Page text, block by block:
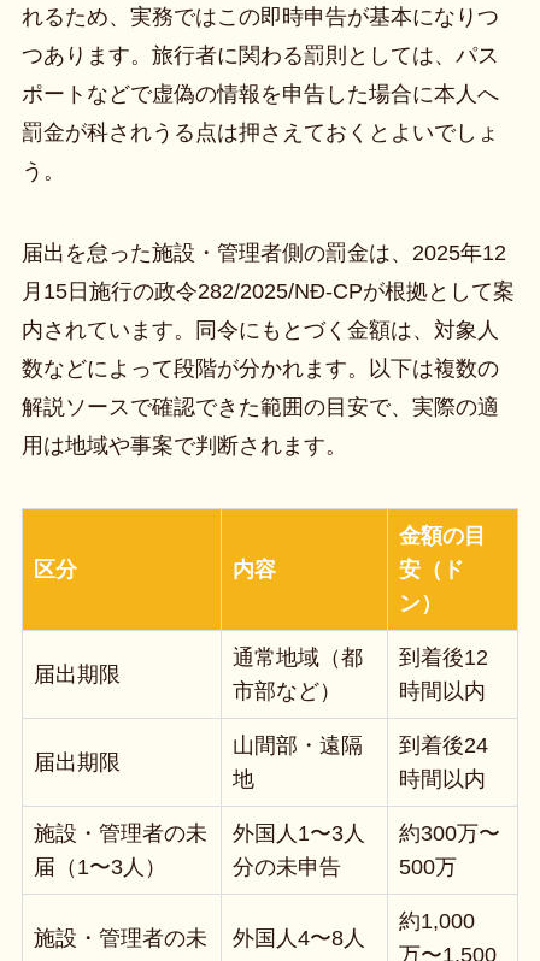
れるため、実務ではこの即時申告が基本になりつ
つあります。旅行者に関わる罰則としては、パス
ポートなどで虚偽の情報を申告した場合に本人へ
罰金が科されうる点は押さえておくとよいでしょ
う。
届出を怠った施設・管理者側の罰金は、2025年12
月15日施行の政令282/2025/NĐ-CPが根拠として案
内されています。同令にもとづく金額は、対象人
数などによって段階が分かれます。以下は複数の
解説ソースで確認できた範囲の目安で、実際の適
用は地域や事案で判断されます。
区分 内容
金額の目
安（ド
ン）
届出期限
通常地域（都
市部など）
到着後12
時間以内
届出期限
山間部・遠隔
地
到着後24
時間以内
施設・管理者の未
届（1〜3人）
外国人1〜3人
分の未申告
約300万〜
500万
施設・管理者の未
外国人4〜8人
約1,000
万〜1,500